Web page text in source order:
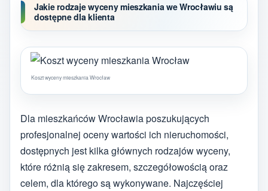
Jakie rodzaje wyceny mieszkania we Wrocławiu są
dostępne dla klienta
Koszt wyceny mieszkania Wrocław
Dla mieszkańców Wrocławia poszukujących
profesjonalnej oceny wartości ich nieruchomości,
dostępnych jest kilka głównych rodzajów wyceny,
które różnią się zakresem, szczegółowością oraz
celem, dla którego są wykonywane. Najczęściej